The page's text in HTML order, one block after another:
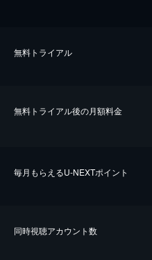
無料トライアル
無料トライアル後の⽉額料金
毎⽉もらえるU-NEXTポイント
同時視聴アカウント数